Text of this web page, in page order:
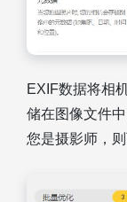
EXIF数据将相
储在图像文件
您是摄影师，